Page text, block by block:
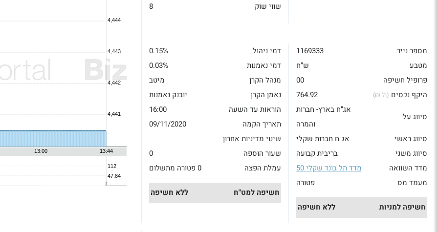
שווי שוק
8
מספר נייר
1169333
מטבע
ש"ח
פרופיל חשיפה
00
היקף נכסים (מ' ₪) 764.92
סיווג על
אג"ח בארץ- חברות
והמרה
סיווג ראשי
אג"ח חברות שקלי
סיווג משני
בריבית קבועה
מדד השוואה
מדד תל בונד שקלי 50
מעמד מס
פטורה
חשיפה למניות ללא חשיפה
דמי ניהול
0.15%
דמי נאמנות
0.03%
מנהל הקרן
מיטב
נאמן הקרן
יובנק נאמנות
הוראות עד השעה
16:00
תאריך הקמה
09/11/2020
שינוי מדיניות אחרון
שעור הוספה
0
עמלת הפצה
0 פטורה מתשלום
חשיפה למט"ח ללא חשיפה